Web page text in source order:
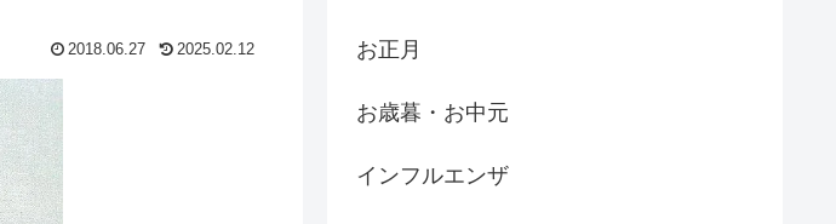
2018.06.27 2025.02.12 お正月
お歳暮・お中元
インフルエンザ